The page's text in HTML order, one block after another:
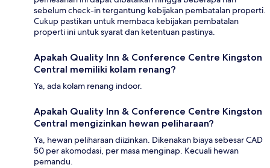
sebelum check-in tergantung kebijakan pembatalan properti.
Cukup pastikan untuk membaca kebijakan pembatalan
properti ini untuk syarat dan ketentuan pastinya.
Apakah Quality Inn & Conference Centre Kingston
Central memiliki kolam renang?
Ya, ada kolam renang indoor.
Apakah Quality Inn & Conference Centre Kingston
Central mengizinkan hewan peliharaan?
Ya, hewan peliharaan diizinkan. Dikenakan biaya sebesar CAD
50 per akomodasi, per masa menginap. Kecuali hewan
pemandu.